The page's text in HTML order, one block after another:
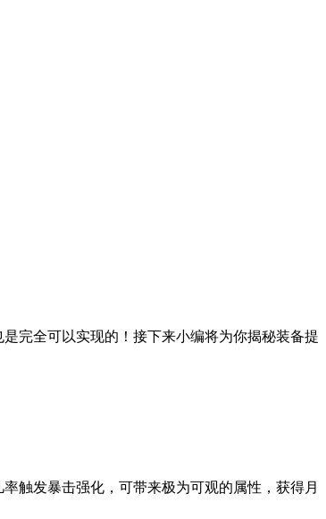
完全可以实现的！接下来小编将为你揭秘装备提
触发暴击强化，可带来极为可观的属性，获得月